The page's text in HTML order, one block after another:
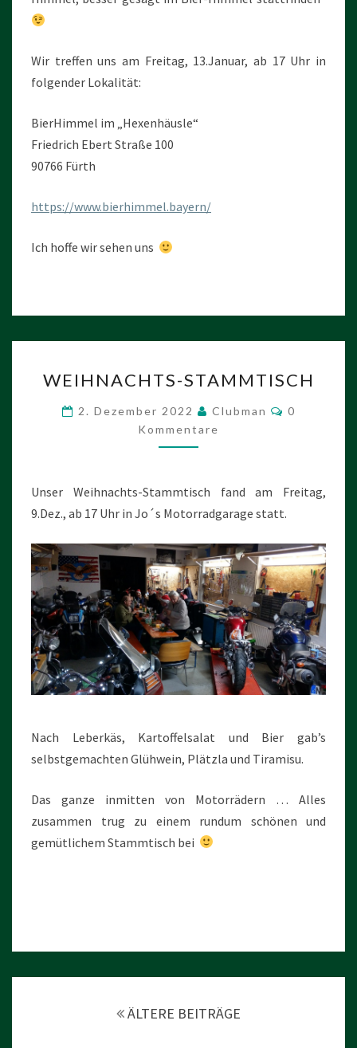
Wir treffen uns am Freitag, 13.Januar, ab 17 Uhr in
folgender Lokalität:
BierHimmel im „Hexenhäusle“
Friedrich Ebert Straße 100
90766 Fürth
https://www.bierhimmel.bayern/
Ich hoffe wir sehen uns
STAMMTISCH
WEIHNACHTS-STAMMTISCH
2. Dezember 2022 Clubman
0
Kommentare
Unser Weihnachts-Stammtisch fand am Freitag,
9.Dez., ab 17 Uhr in Jo´s Motorradgarage statt.
Nach Leberkäs, Kartoffelsalat und Bier gab’s
selbstgemachten Glühwein, Plätzla und Tiramisu.
Das ganze inmitten von Motorrädern … Alles
zusammen trug zu einem rundum schönen und
gemütlichem Stammtisch bei
ÄLTERE BEITRÄGE